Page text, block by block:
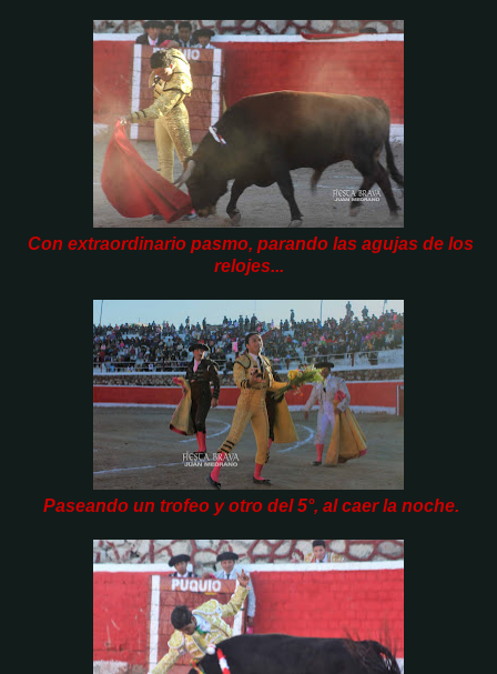
Con extraordinario pasmo, parando las agujas de los
relojes...
Paseando un trofeo y otro del 5°, al caer la noche.